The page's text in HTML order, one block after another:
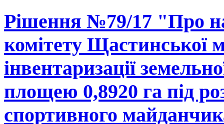
Рішення №79/17 "Про
комітету Щастинської
інвентаризації
площею 0,8920 га під
спортивного